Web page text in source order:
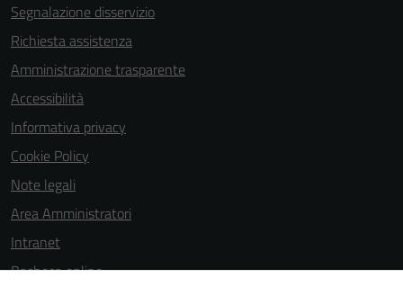
Segnalazione disservizio
Richiesta assistenza
Amministrazione trasparente
Accessibilità
Informativa privacy
Cookie Policy
Note legali
Area Amministratori
Intranet
Bacheca online